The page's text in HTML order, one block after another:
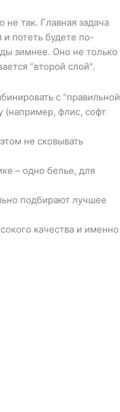
так. Главная задача
и потеть будете по-
зимнее. Оно не только
“второй слой”.
с “правильной
(например, флис, софт
не сковывать
– одно белье, для
подбирают лучшее
качества и именно